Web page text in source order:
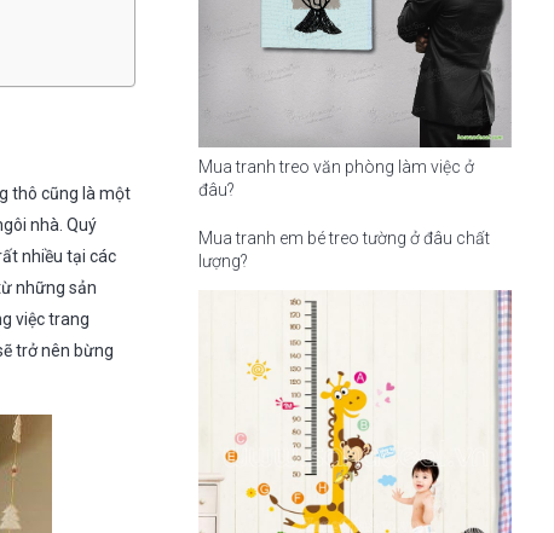
thô cũng là một
nhà. Quý
nhiều tại các
những sản
việc trang
trở nên bừng
Mua tranh treo văn phòng làm việc ở
đâu?
Mua tranh em bé treo tường ở đâu chất
lượng?